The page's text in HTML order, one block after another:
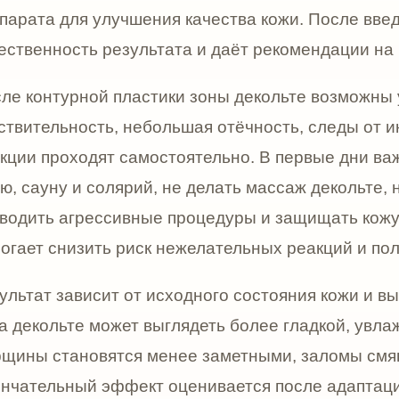
может выглядеть более гладкой, увлажнённой,
менее заметными, заломы смягчаются,
эффект оценивается после адаптации
что контурная пластика зоны декольте не
выраженный избыток кожи. Если есть значительная
пигментация или сосудистые изменения, врач
пилинги или домашний уход. Часто
а грамотным сочетанием методов.
контурная пластика зоны декольте проводится с
Мы не стремимся полностью «стереть» каждую